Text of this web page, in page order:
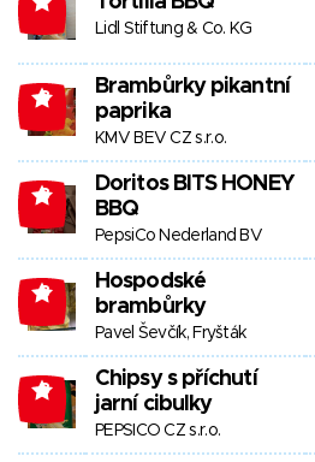
Lidl Stiftung & Co. KG
-8
Brambůrky pikantní
paprika
KMV BEV CZ s.r.o.
-8
Doritos BITS HONEY
BBQ
PepsiCo Nederland BV
-8
Hospodské
brambůrky
Pavel Ševčík, Fryšták
-8
Chipsy s příchutí
jarní cibulky
PEPSICO CZ s.r.o.